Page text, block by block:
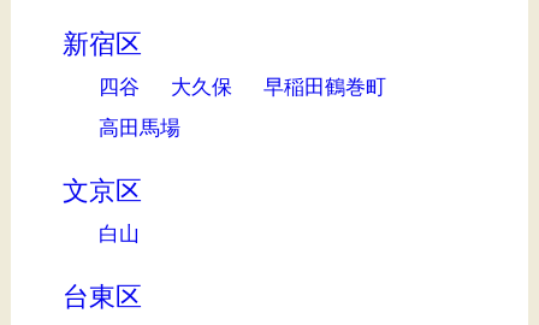
新宿区
四谷 大久保
早稲田鶴巻町
高田馬場
文京区
白山
台東区